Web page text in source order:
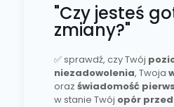
"Czy jesteś
zmiany?"
✅ sprawdź, czy Twój
niezadowolenia, Twoja
oraz świadomość
w stanie Twój opór